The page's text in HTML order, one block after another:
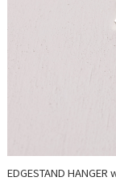
EDGESTAND HANGER